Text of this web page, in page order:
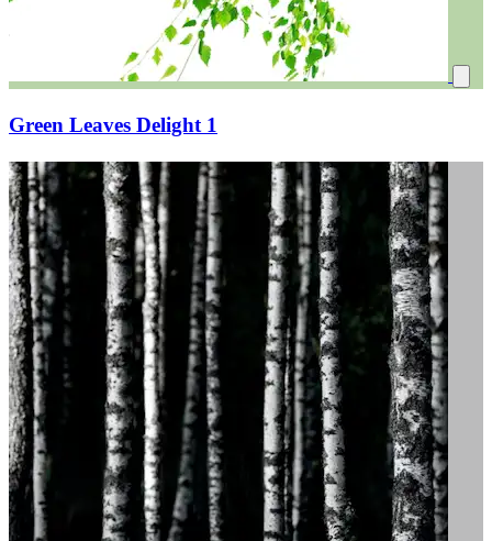
Green Leaves Delight 1